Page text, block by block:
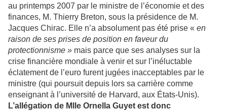
au printemps 2007 par le ministre de l’économie et des
finances, M. Thierry Breton, sous la présidence de M.
Jacques Chirac. Elle n’a absolument pas été prise « en
raison de ses prises de position en faveur du
protectionnisme » mais parce que ses analyses sur la
crise financière mondiale à venir et sur l’inéluctable
éclatement de l’euro furent jugées inacceptables par le
ministre (qui poursuit depuis lors sa carrière comme
enseignant à l’université de Harvard, aux États-Unis).
L’allégation de Mlle Ornella Guyet est donc